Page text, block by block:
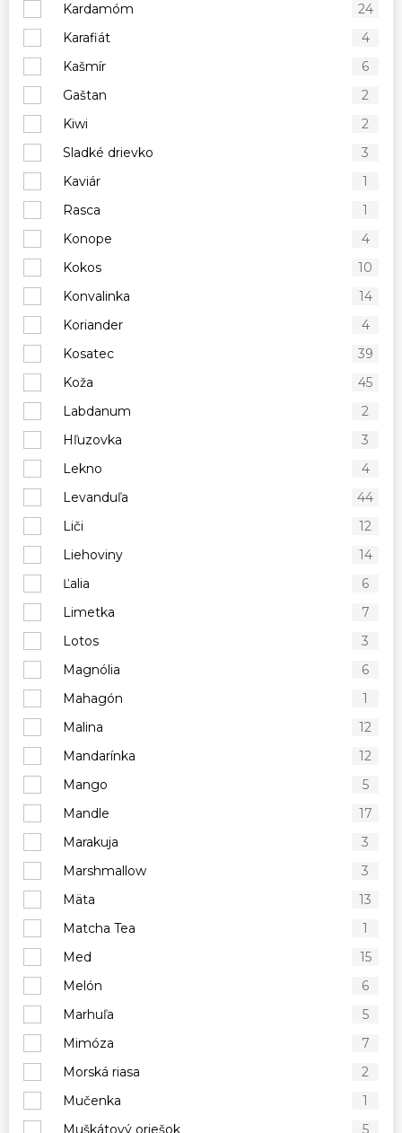
Kardamóm
24
Karafiát
4
Kašmír
6
Gaštan
2
Kiwi
2
Sladké drievko
3
Kaviár
1
Rasca
1
Konope
4
Kokos
10
Konvalinka
14
Koriander
4
Kosatec
39
Koža
45
Labdanum
2
Hľuzovka
3
Lekno
4
Levanduľa
44
Liči
12
Liehoviny
14
Ľalia
6
Limetka
7
Lotos
3
Magnólia
6
Mahagón
1
Malina
12
Mandarínka
12
Mango
5
Mandle
17
Marakuja
3
Marshmallow
3
Mäta
13
Matcha Tea
1
Med
15
Melón
6
Marhuľa
5
Mimóza
7
Morská riasa
2
Mučenka
1
Muškátový oriešok
5